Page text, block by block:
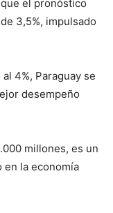
el pronóstico
3,5%, impulsado
4%, Paraguay se
desempeño
millones, es un
en la economía